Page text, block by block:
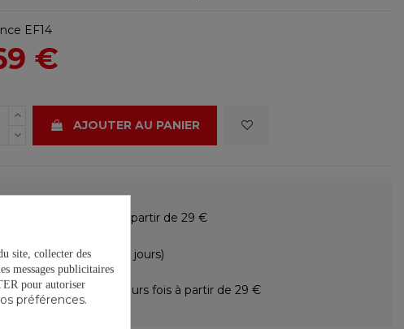
EF14
€
AJOUTER AU PANIER
Livraison gratuite à partir de 29 €
Retours gratuits (15 jours)
Paiement en plusieurs fois à partir de 29 €
site, collecter des
messages publicitaires
pour autoriser
préférences.